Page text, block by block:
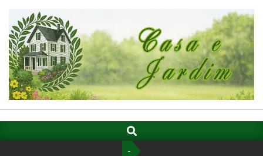
content
CASA
E
Navigation
Search
-